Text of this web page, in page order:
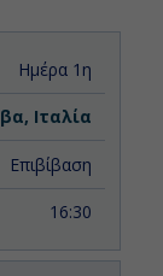
Ημέρα 1η
Ιταλία
Επιβίβαση
16:30